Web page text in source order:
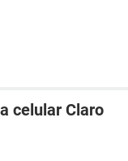
celular Claro